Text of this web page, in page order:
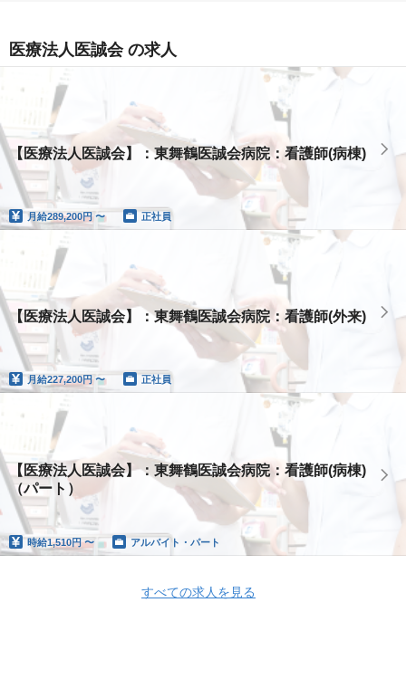
医療法人医誠会 の求人
【医療法人医誠会】：東舞鶴医誠会病院：看護師(病棟)
月給289,200円 〜 正社員
【医療法人医誠会】：東舞鶴医誠会病院：看護師(外来)
月給227,200円 〜 正社員
【医療法人医誠会】：東舞鶴医誠会病院：看護師(病棟)
（パート）
時給1,510円 〜 アルバイト・パート
すべての求人を見る